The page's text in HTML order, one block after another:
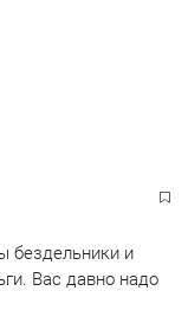
бездельники и
Вас давно надо